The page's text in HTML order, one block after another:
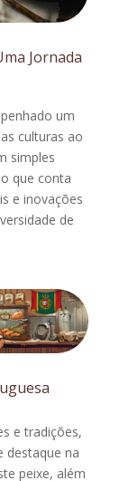
Jornada
um
culturas ao
simples
que conta
e inovações
de
e tradições,
destaque na
peixe, além